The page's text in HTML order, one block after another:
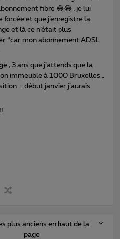
fibre 😂😂 , je lui
forcée et que j’enregistre la
et là ce n’était plus
“car mon abonnement ADSL
, 3 ans que j’attends que la
immeuble à 1000 Bruxelles…
... début janvier j’aurais
plus anciens en haut de la
page